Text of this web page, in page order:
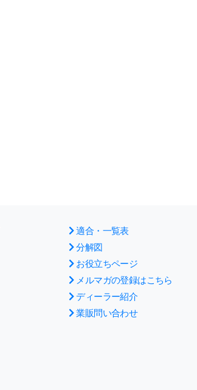
適合・一覧表
分解図
お役立ちページ
メルマガの登録はこちら
ディーラー紹介
業販問い合わせ